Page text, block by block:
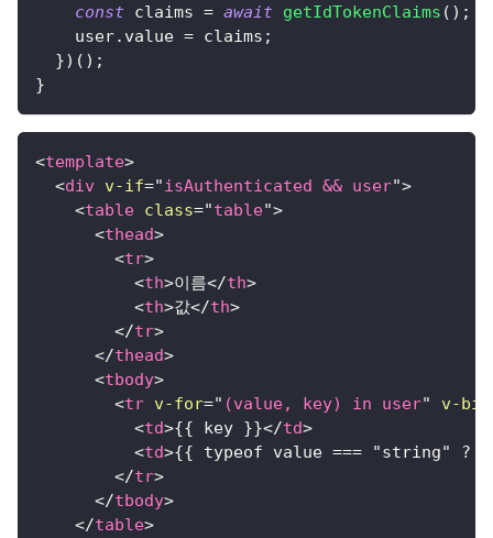
const claims = await getIdTokenClaims ( ) ;
    user
. value = claims ;
}) ( ) ;
}
<template>
<div v-if="isAuthenticated && user">
<table class="table">
<thead>
<tr>
<th>이름</th>
<th>값</th>
</tr>
</thead>
<tbody>
<tr v-for=" (value, key) in user"
v-
<td>{{ key }}</td>
<td>{{ typeof value === "string" ?
</tr>
</tbody>
</table>